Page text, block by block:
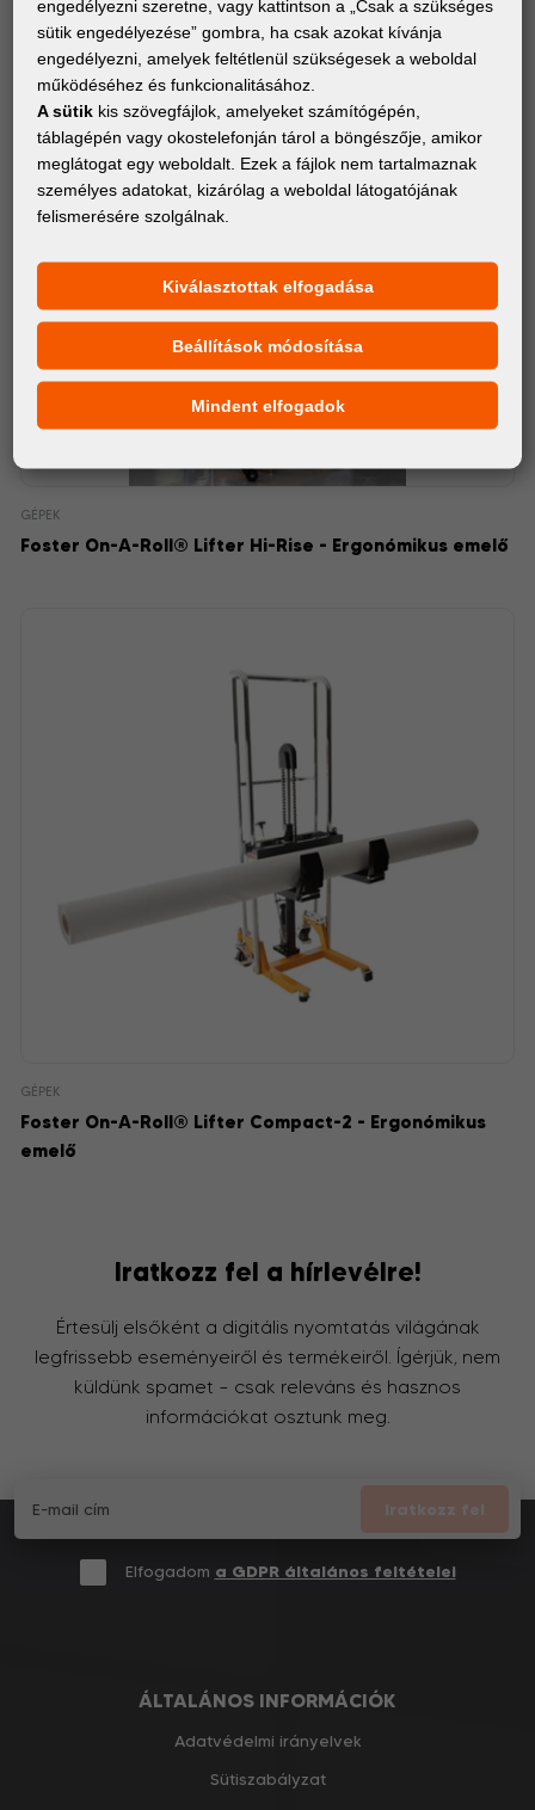
GÉPEK
Foster On-A-Roll® Lifter Hi-Rise - Ergonómikus emelő
GÉPEK
Foster On-A-Roll® Lifter Compact-2 - Ergonómikus
emelő
Iratkozz fel a hírlevélre!
Értesülj elsőként a digitális nyomtatás világának
legfrissebb eseményeiről és termékeiről. Ígérjük, nem
küldünk spamet – csak releváns és hasznos
információkat osztunk meg.
Iratkozz fel
Elfogadom a GDPR általános feltételei
ÁLTALÁNOS INFORMÁCIÓK
Adatvédelmi irányelvek
Sütiszabályzat
engedélyezni szeretne, vagy kattintson a „Csak a szükséges
sütik engedélyezése” gombra, ha csak azokat kívánja
engedélyezni, amelyek feltétlenül szükségesek a weboldal
működéséhez és funkcionalitásához.
A sütik kis szövegfájlok, amelyeket számítógépén,
táblagépén vagy okostelefonján tárol a böngészője, amikor
meglátogat egy weboldalt. Ezek a fájlok nem tartalmaznak
személyes adatokat, kizárólag a weboldal látogatójának
felismerésére szolgálnak.
Kiválasztottak elfogadása
Beállítások módosítása
Mindent elfogadok